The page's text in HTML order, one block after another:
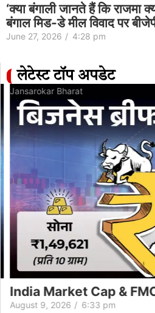
‘क्या बंगाली जानते हैं कि राजमा
बंगाल मिड-डे मील विवाद पर
June 27, 2026 / 4:28 pm
लेटेस्ट टॉप अपडेट
Jansarokar Bharat
India Market Cap &
August 9, 2026
6:33 pm